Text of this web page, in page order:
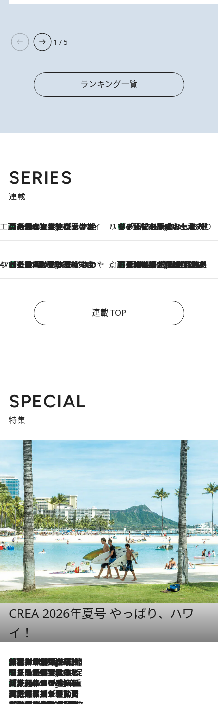
1 / 5
ランキング一覧
SERIES
連載
工藤まやのおもてなしハワイ
2 Hours Ago
【ハワイ土産】ローカルの絶大な支持で復活！ 絶品の幻クッキー《元ファンの日本人女性が受け継いだ名店》 ハワイ賢者 リサのお気に入りリスト2 Hours Ago
あの伝説の限定トートも！ リニューアルした「ディーン＆デルーカ ハワイ」で必須のお土産8選
47都道府県の手みやげ ひんやりスイーツで夏を満喫
2 Hours Ago
【三重県】この夏絶対食べたい 冷やしておいしいおやつ3選 お餅×アイスの新感覚スイーツ 齋藤 薫 美容脳ルネサンス
2 Hours Ago
「荷物が増えるほど旅ストレスは増す」美容ジャーナリストがたどり着いた最終結論。“化粧品を劇的に減らす”感動の凝縮美容とは
連載 TOP
SPECIAL
特集
CREA 2026年夏号 やっぱり、ハワ
イ！
2 Hours Ago
「荷物が増えるほど旅ストレスは増す」美容ジャーナリストがたどり着いた最終結論。“化粧品を劇的に減らす”感動の凝縮美容とは
2 Hours Ago
「旅先には金髪ウィッグを持参」日本と同じメイクでは損してる!? 美容ジャーナリストが提案する“掟破りの旅美容”とは
2 Hours Ago
【厳選旅コスメ】「身軽さ＆UV対策重視！」ヘアアーティストshucoが選んだ夏旅ベストコスメを発表【Mサイズジップ】
2026.8.5
【厳選旅コスメ】国内をあちこち移動する河井菜摘が選んだ夏旅ベストコスメ発表！「リラックスアイテムはマスト」【Mサイズジップ】